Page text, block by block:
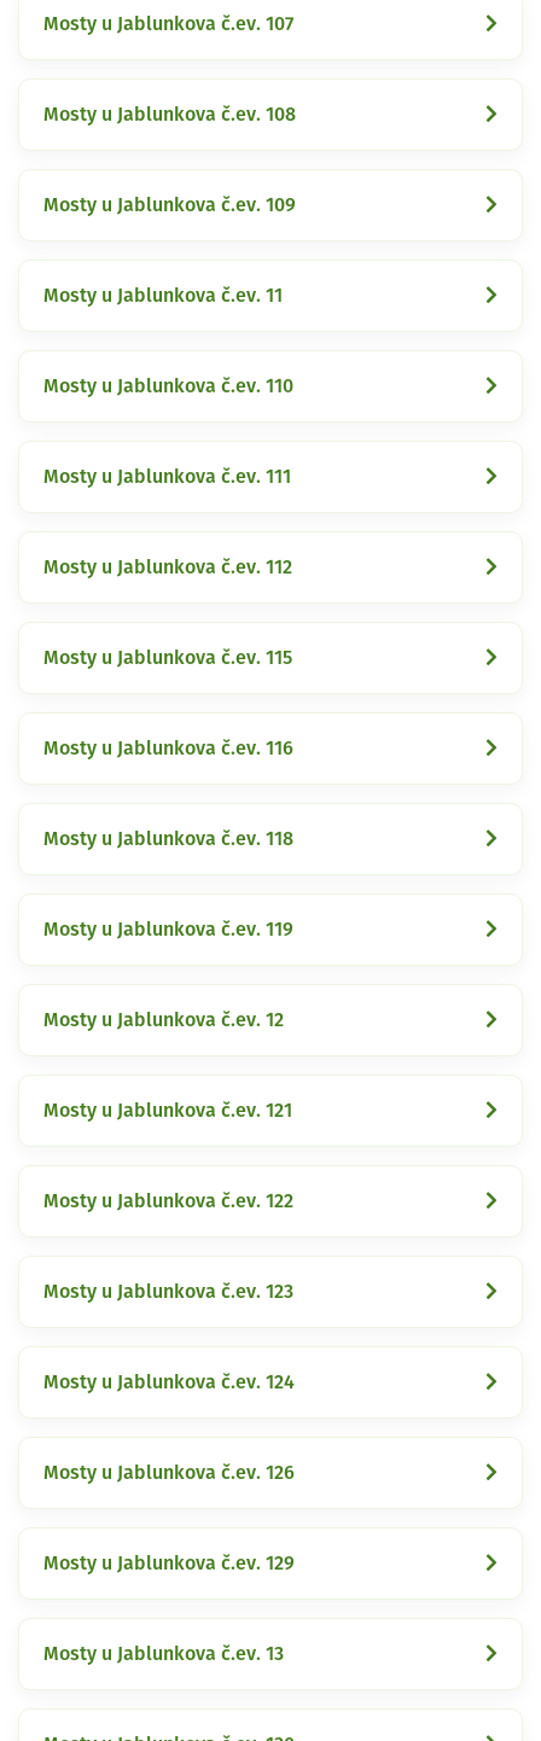
Mosty u Jablunkova č.ev. 107
Mosty u Jablunkova č.ev. 108
Mosty u Jablunkova č.ev. 109
Mosty u Jablunkova č.ev. 11
Mosty u Jablunkova č.ev. 110
Mosty u Jablunkova č.ev. 111
Mosty u Jablunkova č.ev. 112
Mosty u Jablunkova č.ev. 115
Mosty u Jablunkova č.ev. 116
Mosty u Jablunkova č.ev. 118
Mosty u Jablunkova č.ev. 119
Mosty u Jablunkova č.ev. 12
Mosty u Jablunkova č.ev. 121
Mosty u Jablunkova č.ev. 122
Mosty u Jablunkova č.ev. 123
Mosty u Jablunkova č.ev. 124
Mosty u Jablunkova č.ev. 126
Mosty u Jablunkova č.ev. 129
Mosty u Jablunkova č.ev. 13